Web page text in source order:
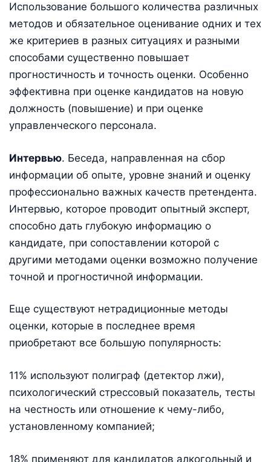
Использование большого количества различных
методов и обязательное оценивание одних и тех
же критериев в разных ситуациях и разными
способами существенно повышает
прогностичность и точность оценки. Особенно
эффективна при оценке кандидатов на новую
должность (повышение) и при оценке
управленческого персонала.
Интервью. Беседа, направленная на сбор
информации об опыте, уровне знаний и оценку
профессионально важных качеств претендента.
Интервью, которое проводит опытный эксперт,
способно дать глубокую информацию о
кандидате, при сопоставлении которой с
другими методами оценки возможно получение
точной и прогностичной информации.
Еще существуют нетрадиционные методы
оценки, которые в последнее время
приобретают все большую популярность:
11% используют полиграф (детектор лжи),
психологический стрессовый показатель, тесты
на честность или отношение к чему-либо,
установленному компанией;
18% применяют для кандидатов алкогольный и